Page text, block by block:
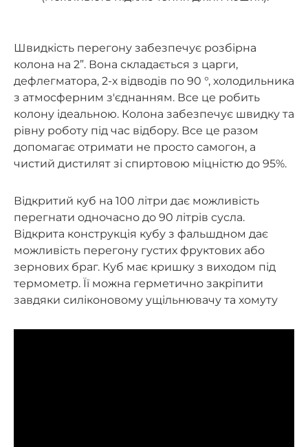
Швидкість перегону забезпечує розбірна
колона на 2”. Вона складається з царги,
дефлегматора, 2-х відводів по 90 °, холодильника
з атмосферним з'єднанням. Все це робить
колону ідеальною. Колона забезпечує швидку та
рівну роботу під час відбору. Все це разом
допомагає отримати не просто самогон, а
чистий дистилят зі спиртовою міцністю до 95%.
Відкритий куб на 100 літри дає можливість
перегнати одночасно до 90 літрів сусла.
Відкрита конструкція кубу з фальшдном дає
можливість перегону густих фруктових або
зернових браг. Куб має кришку з виходом під
термометр. Її можна герметично закріпити
завдяки силіконовому ущільнювачу та хомуту